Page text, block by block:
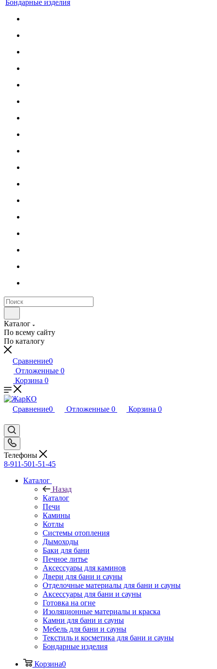
Бондарные изделия
Каталог
По всему сайту
По каталогу
Сравнение0
Отложенные 0
Корзина 0
Сравнение0 Отложенные 0 Корзина 0
Телефоны
8-911-501-51-45
Каталог
Назад
Каталог
Печи
Камины
Котлы
Системы отопления
Дымоходы
Баки для бани
Печное литье
Аксессуары для каминов
Двери для бани и сауны
Отделочные материалы для бани и сауны
Аксессуары для бани и сауны
Готовка на огне
Изоляционные материалы и краска
Камни для бани и сауны
Мебель для бани и сауны
Текстиль и косметика для бани и сауны
Бондарные изделия
Корзина0